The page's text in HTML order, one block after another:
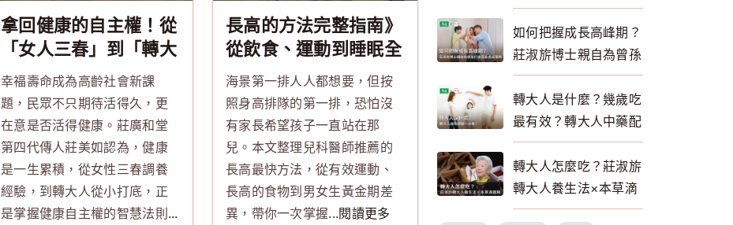
拿回健康的自主權！從
「女人三春」到「轉大
人」養生觀，莊廣和堂
打造幸福壽命的健康底
氣
幸福壽命成為高齡社會新課
題，民眾不只期待活得久，更
在意是否活得健康。莊廣和堂
第四代傳人莊美如認為，健康
是一生累積，從女性三春調養
經驗，到轉大人從小打底，正
是掌握健康自主權的智慧法則...
長高的方法完整指南》
從飲食、運動到睡眠全
攻略！把握男女黃金成
長期，讓孩子快速長高
海景第一排人人都想要，但按
照身高排隊的第一排，恐怕沒
有家長希望孩子一直站在那
兒。本文整理兒科醫師推薦的
長高最快方法，從有效運動、
長高的食物到男女生黃金期差
異，帶你一次掌握...閱讀更多
健康體質，自然逆齡回
春！
如何把握成長高峰期？
莊淑旂博士親自為曾孫
三胞胎打造黃金成長策
略 為轉大人助攻
轉大人是什麼？幾歲吃
最有效？轉大人中藥配
方與品牌推薦一次看
轉大人怎麼吃？莊淑旂
轉大人養生法×本草滴
雞精的補養指南